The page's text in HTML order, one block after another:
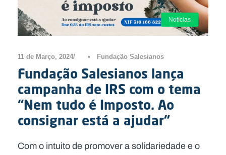
Notícias
11 de Março, 2024 • Fundação Salesianos
Fundação Salesianos lança
campanha de IRS com o tema
“Nem tudo é Imposto. Ao
consignar está a ajudar”
Com o intuito de promover a solidariedade e o